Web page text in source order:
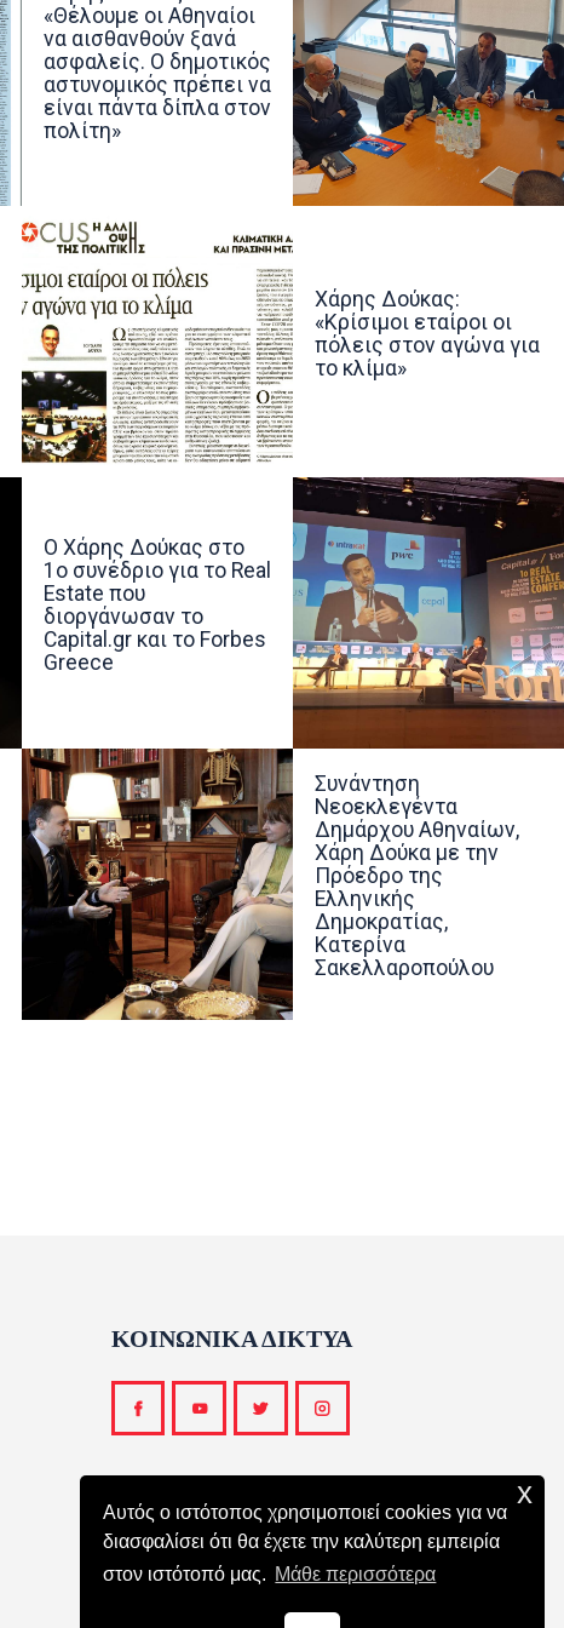
«Θέλουμε οι Αθηναίοι
να αισθανθούν ξανά
ασφαλείς. Ο δημοτικός
αστυνομικός πρέπει να
είναι πάντα δίπλα στον
πολίτη»
Χάρης Δούκας:
«Κρίσιμοι εταίροι οι
πόλεις στον αγώνα για
το κλίμα»
Ο Χάρης Δούκας στο
1ο συνέδριο για το Real
Estate που
διοργάνωσαν το
Capital.gr και το Forbes
Greece
Συνάντηση
Νεοεκλεγέντα
Δημάρχου Αθηναίων,
Χάρη Δούκα με την
Πρόεδρο της
Ελληνικής
Δημοκρατίας,
Κατερίνα
Σακελλαροπούλου
ΚΟΙΝΩΝΙΚΑ ΔΙΚΤΥΑ
Αυτός ο ιστότοπος χρησιμοποιεί cookies για να
διασφαλίσει ότι θα έχετε την καλύτερη εμπειρία
στον ιστότοπό μας. Μάθε περισσότερα
x